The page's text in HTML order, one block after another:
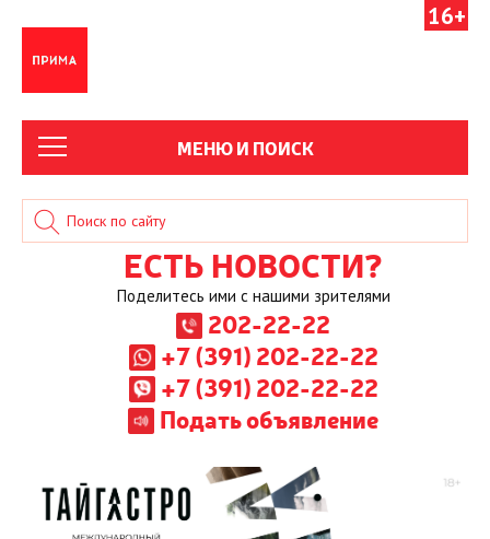
16+
МЕНЮ И ПОИСК
ЕСТЬ НОВОСТИ?
Поделитесь ими с нашими зрителями
202-22-22
+7 (391) 202-22-22
+7 (391) 202-22-22
Подать объявление